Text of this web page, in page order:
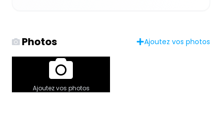
Photos Ajoutez vos photos
Ajoutez vos photos